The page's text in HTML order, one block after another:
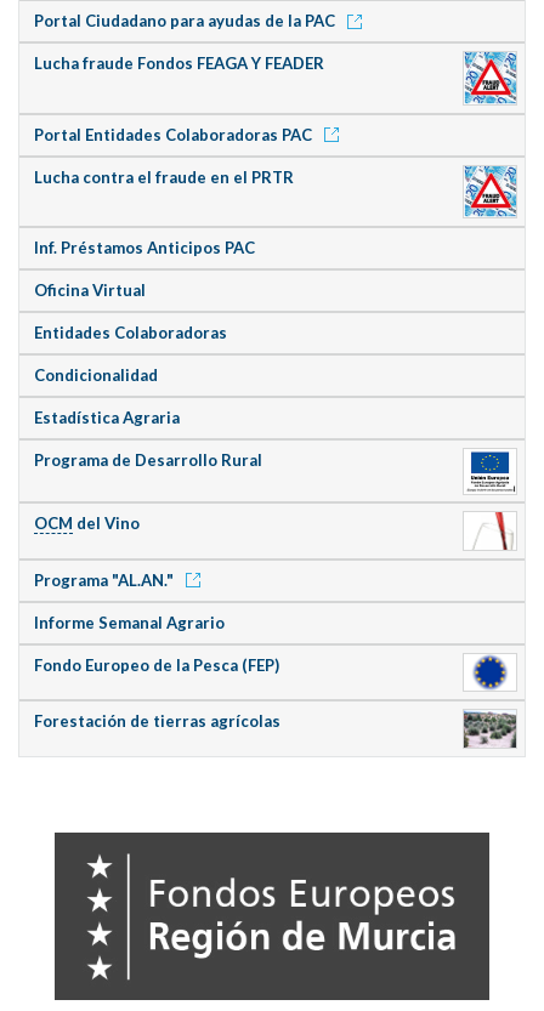
Portal Ciudadano para ayudas de la PAC
Lucha fraude Fondos FEAGA Y FEADER
Portal Entidades Colaboradoras PAC
Lucha contra el fraude en el PRTR
Inf. Préstamos Anticipos PAC
Oficina Virtual
Entidades Colaboradoras
Condicionalidad
Estadística Agraria
Programa de Desarrollo Rural
OCM del Vino
Programa "AL.AN."
Informe Semanal Agrario
Fondo Europeo de la Pesca (FEP)
Forestación de tierras agrícolas